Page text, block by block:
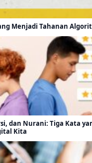
Menjadi Tahanan
dan Nurani: Tiga Kata
Kita